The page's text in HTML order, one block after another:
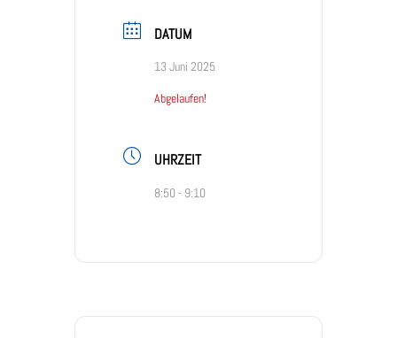
DATUM
13 Juni 2025
Abgelaufen!
UHRZEIT
8:50 - 9:10